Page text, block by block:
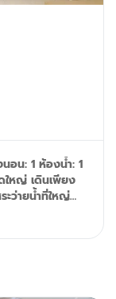
อน: 1 ห้องน้ำ: 1
ะว่ายน้ำที่ใหญ่
นอนและห้องนั่ง